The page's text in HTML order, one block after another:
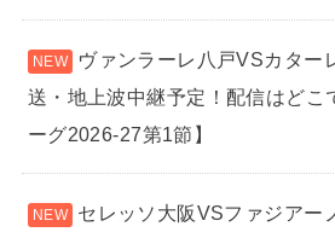
ヴァンラーレ八戸VSカター
送・地上波中継予定！配信はどこ
ーグ2026-27第1節】
セレッソ大阪VSファジアー